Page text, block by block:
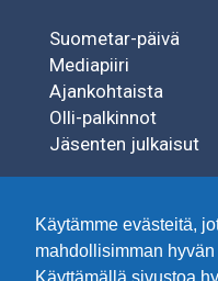
Käytämme evästeitä,
mahdollisimman
Suometar-päivä
Mediapiiri
Ajankohtaista
Olli-palkinnot
Jäsenten julkaisut
SÄÄTIÖT